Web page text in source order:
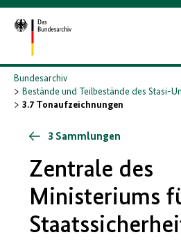
Zur
Startseite
Bundesarchiv
Bestände und Teilbestände des Stasi-
3.7 Tonaufzeichnungen
3 Sammlungen
Zentrale des
Ministeriums